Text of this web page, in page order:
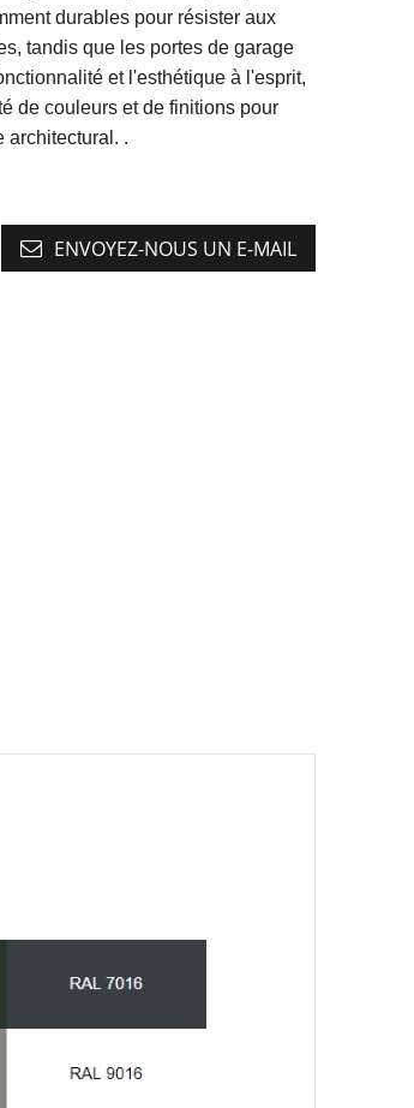
durables pour résister aux
tandis que les portes de garage
et l'esthétique à l'esprit,
de couleurs et de finitions pour
architectural. .
ENVOYEZ-NOUS UN E-MAIL